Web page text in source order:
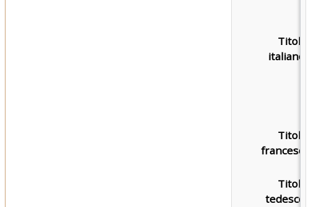
Titolo
italiano:
Titolo
francese:
Titolo
tedesco: